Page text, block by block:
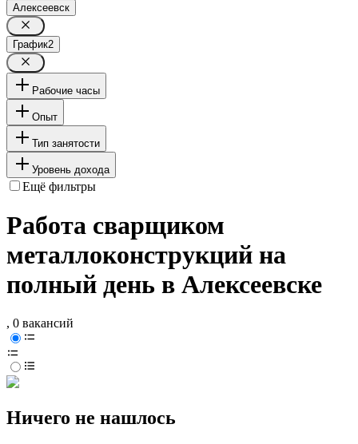
Алексеевск
График2
Рабочие часы
Опыт
Тип занятости
Уровень дохода
Ещё фильтры
Работа сварщиком
металлоконструкций на
полный день в Алексеевске
, 0 вакансий
Ничего не нашлось